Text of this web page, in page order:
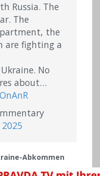
Russia. The
The
the
are fighting a
No
about…
Abkommen